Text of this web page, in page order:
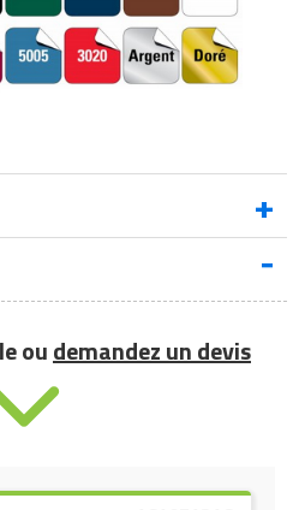
porte-menu
oudemandez un devis